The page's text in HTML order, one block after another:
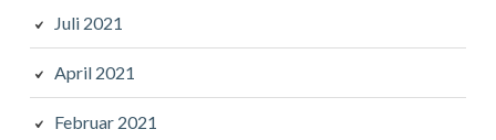
Juli 2021
April 2021
Februar 2021